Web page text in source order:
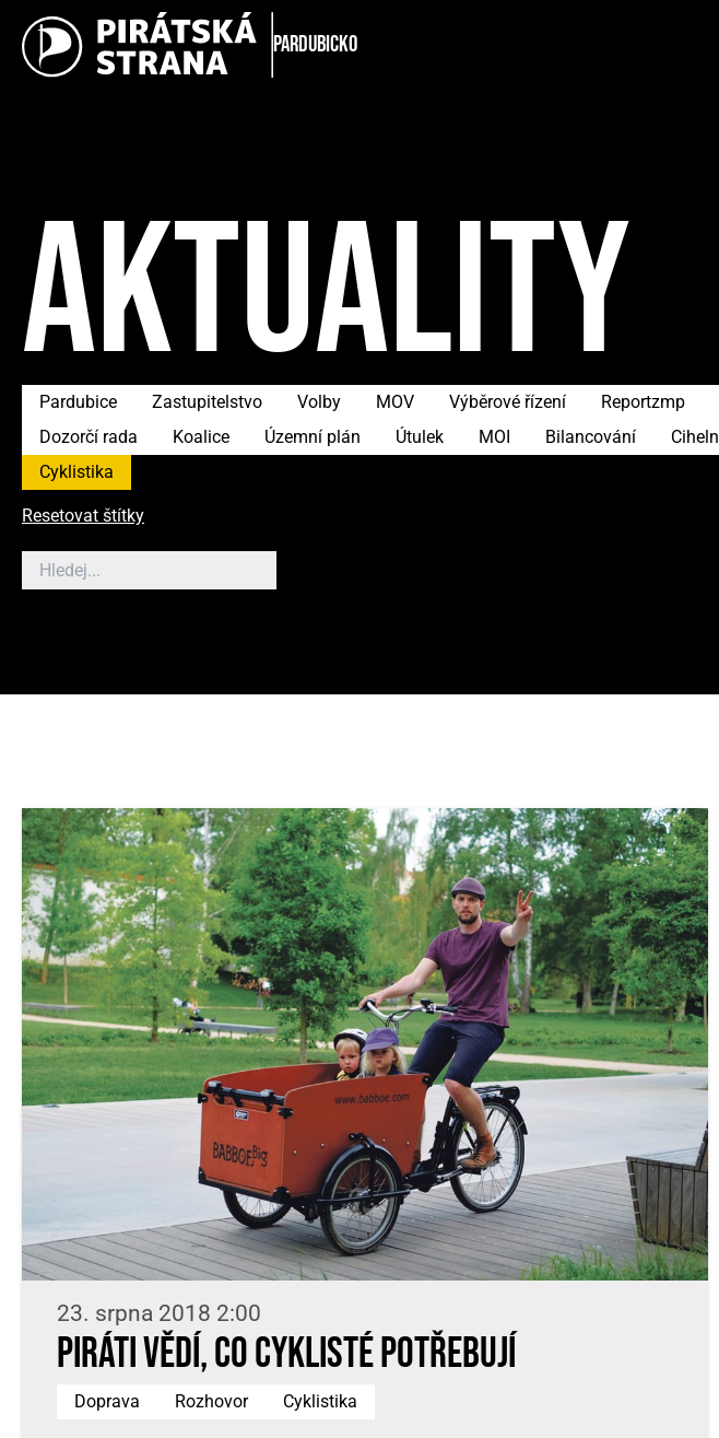
Pardubicko
AKTUALITY
Pardubice Zastupitelstvo Volby MOV Výběrové řízení Reportzmp
Dozorčí rada
Koalice Územní plán Útulek MOI Bilancování
Cyklistika
Resetovat štítky
23. srpna 2018 2:00
Piráti vědí, co cyklisté potřebují
Doprava Rozhovor Cyklistika